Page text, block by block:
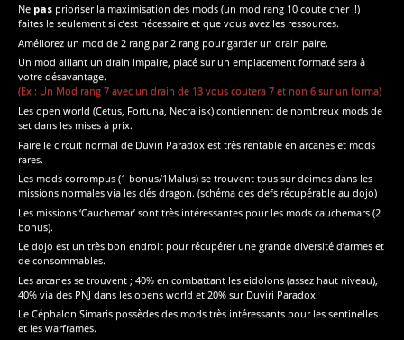
Ne pas prioriser la maximisation des mods (un mod rang 10 coute cher !!)
faites le seulement si c’est nécessaire et que vous avez les ressources.
Améliorez un mod de 2 rang par 2 rang pour garder un drain paire.
Un mod aillant un drain impaire, placé sur un emplacement formaté sera à
votre désavantage.
(Ex : Un Mod rang 7 avec un drain de 13 vous coutera 7 et non 6 sur un forma)
Les open world (Cetus, Fortuna, Necralisk) contiennent de nombreux mods de
set dans les mises à prix.
Faire le circuit normal de Duviri Paradox est très rentable en arcanes et mods
rares.
Les mods corrompus (1 bonus/1Malus) se trouvent tous sur deimos dans les
missions normales via les clés dragon. (schéma des clefs récupérable au dojo)
Les missions ‘Cauchemar’ sont très intéressantes pour les mods cauchemars (2
bonus).
Le dojo est un très bon endroit pour récupérer une grande diversité d’armes et
de consommables.
Les arcanes se trouvent ; 40% en combattant les eidolons (assez haut niveau),
40% via des PNJ dans les opens world et 20% sur Duviri Paradox.
Le Céphalon Simaris possèdes des mods très intéressants pour les sentinelles
et les warframes.